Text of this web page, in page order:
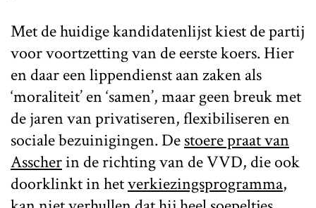
Met de huidige kandidatenlijst kiest de partij
voor voortzetting van de eerste koers. Hier
en daar een lippendienst aan zaken als
‘moraliteit’ en ‘samen’, maar geen breuk met
de jaren van privatiseren, flexibiliseren en
sociale bezuinigingen. Destoere praat van
Asscherin de richting van de VVD, die ook
doorklinkt in hetverkiezingsprogramma,